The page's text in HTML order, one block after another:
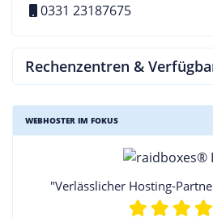
0331 23187675
Rechenzentren &
WEBHOSTER IM FOKUS
"Verlässlicher Hosting-